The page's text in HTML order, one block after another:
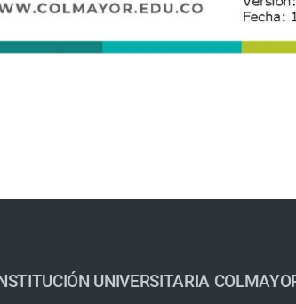
UNIVERSITARIA